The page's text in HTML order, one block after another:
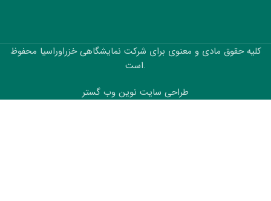
کلیه حقوق مادی و معنوی برای شرکت نمایشگاهی خزراوراسیا محفوظ
است.
طراحی سایت نوین وب گستر